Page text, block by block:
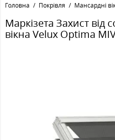
Головна Покрівля Мансардні
Маркізета Захист від
вікна Velux Optima